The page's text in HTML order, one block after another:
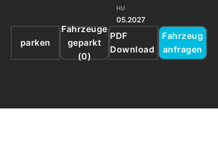
HU
05.2027
parken
Fahrzeuge
geparkt
(0)
PDF
Download
Fahrzeug
anfragen